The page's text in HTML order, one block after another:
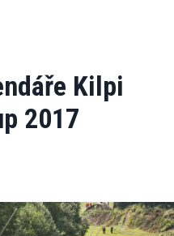
Kilpi
2017